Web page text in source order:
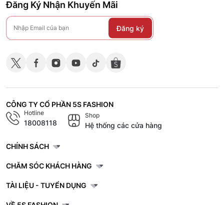
Đăng Ký Nhận Khuyến Mãi
Đăng ký
CÔNG TY CỔ PHẦN 5S FASHION
Hotline
18008118
Shop
Hệ thống các cửa hàng
CHÍNH SÁCH
CHĂM SÓC KHÁCH HÀNG
TÀI LIỆU - TUYỂN DỤNG